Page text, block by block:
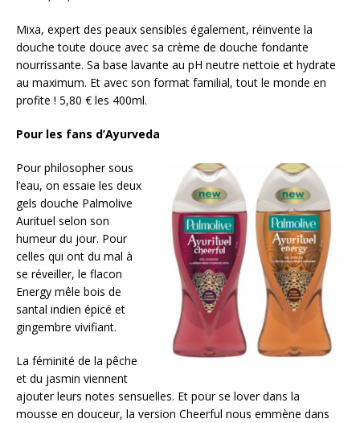
Mixa, expert des peaux sensibles également, réinvente la
douche toute douce avec sa crème de douche fondante
nourrissante. Sa base lavante au pH neutre nettoie et hydrate
au maximum. Et avec son format familial, tout le monde en
profite ! 5,80 € les 400ml.
Pour les fans d’Ayurveda
Pour philosopher sous
l’eau, on essaie les deux
gels douche Palmolive
Aurituel selon son
humeur du jour. Pour
celles qui ont du mal à
se réveiller, le flacon
Energy mêle bois de
santal indien épicé et
gingembre vivifiant.
La féminité de la pêche
et du jasmin viennent
ajouter leurs notes sensuelles. Et pour se lover dans la
mousse en douceur, la version Cheerful nous emmène dans